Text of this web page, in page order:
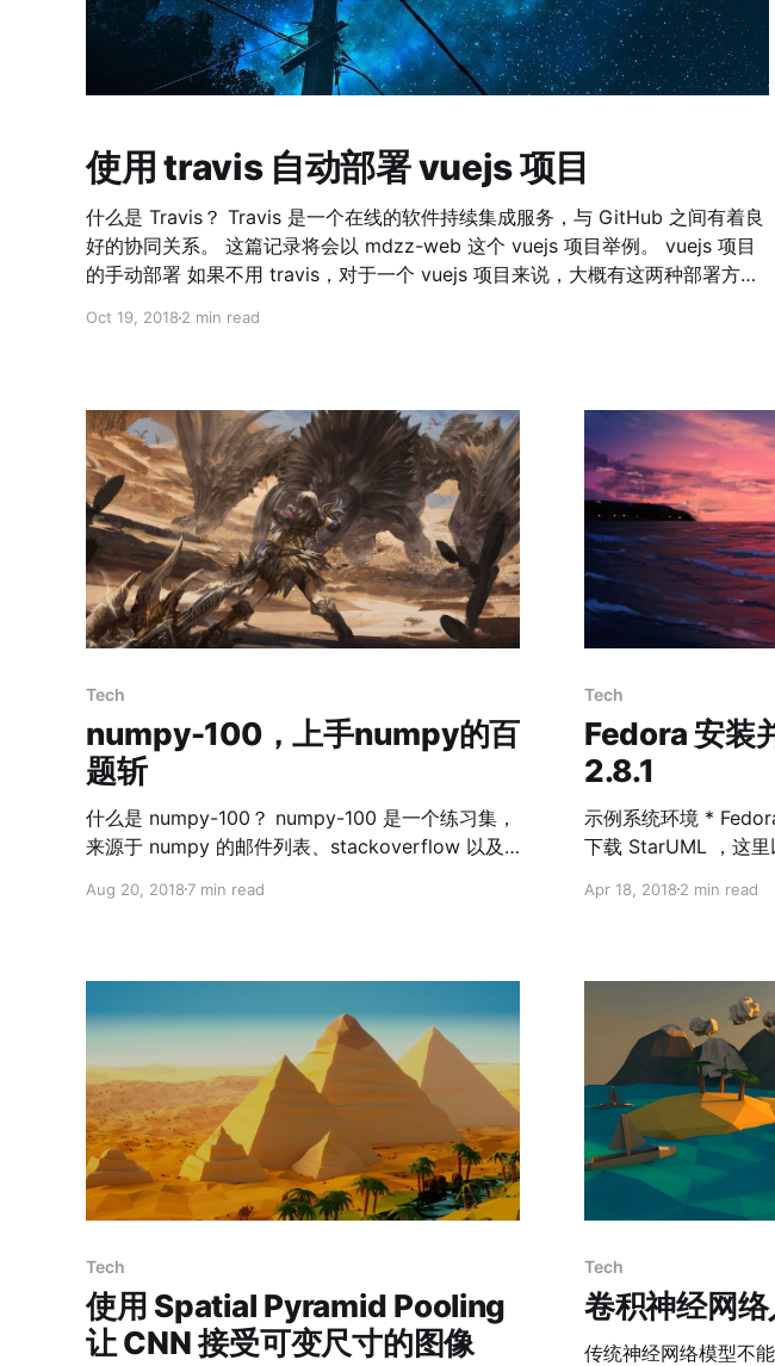
使用 travis 自动部署 vuejs 项目
什么是 Travis？ Travis 是一个在线的软件持续集成服务，与 GitHub 之间有着良
好的协同关系。 这篇记录将会以 mdzz-web 这个 vuejs 项目举例。 vuejs 项目
的手动部署 如果不用 travis，对于一个 vuejs 项目来说，大概有这两种部署方
npm install npm run build rsync ./dist/*
Oct 19, 2018 2 min read
Tech
numpy-100，上手numpy的百
题斩
什么是 numpy-100？ numpy-100 是一个练习集，
来源于 numpy 的邮件列表、stackoverflow 以及
玩家也需要的话）提供方便快捷的查询及相关练
本及配置信息 (★☆☆) print(np.__version__)
np.show_config() 3. 建立一个 10 维的零向量
ndarray 占用的内存大小 (★☆☆) x = np.
Aug 20, 2018 7 min read
Tech
Fedora 安装
2.8.1
示例系统环境 * Fedora 27 * x86_64 你需要准备 *
下载 StarUML ，这
解压 deb ar vx ./StarUML-v2.8.1-64-bit.deb tar -
1.4.4-5.1.x86_64.rpm 如果不存在
/usr/lib64/libudev.
Apr 18, 20182 min read
Tech
使用 Spatial Pyramid Pooling
让 CNN 接受可变尺寸的图像
Tech
卷积神经网络
传统神经网络模型不